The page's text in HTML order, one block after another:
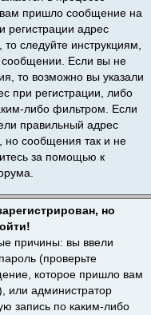
вам пришло сообщение на
регистрации адрес
следуйте инструкциям,
Если вы не
то возможно вы указали
при регистрации, либо
либо фильтром. Если
правильный адрес
но сообщения так и не
за помощью к
но
причины: вы ввели
(проверьте
которое пришло вам
или администратор
запись по каким-либо